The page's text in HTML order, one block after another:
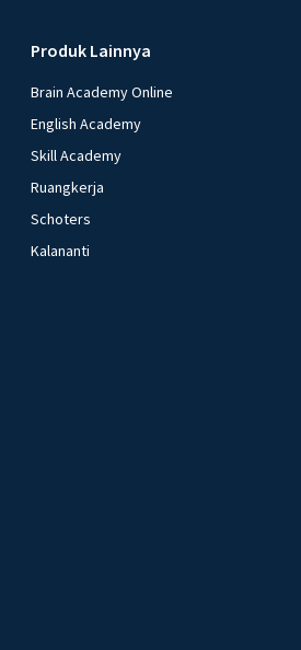
Produk Lainnya
Brain Academy Online
English Academy
Skill Academy
Ruangkerja
Schoters
Kalananti